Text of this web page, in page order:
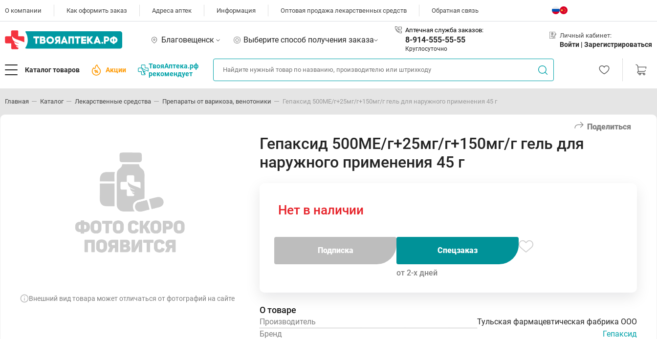
О компании Как оформить заказ Адреса аптек Информация Оптовая продажа лекарственных средств Обратная связь
Благовещенск Выберите способ получения заказа
Аптечная служба заказов:
8-914-555-55-55
Круглосуточно
Личный кабинет:
Войти | Зарегистрироваться
Каталог товаров Акции
ТвояАптека.рф
рекомендует
Главная Каталог Лекарственные средства Препараты от варикоза, венотоники Гепаксид 500МЕ/г+25мг/г+150мг/г гель для наружного применения 45 г
Поделиться
Внешний вид товара может отличаться от фотографий на сайте
Гепаксид 500МЕ/г+25мг/г+150мг/г гель для
наружного применения 45 г
Нет в наличии
Подписка Спецзаказ
от 2-х дней
О товаре
Производитель
Тульская фармацевтическая фабрика ООО
Бренд
Гепаксид